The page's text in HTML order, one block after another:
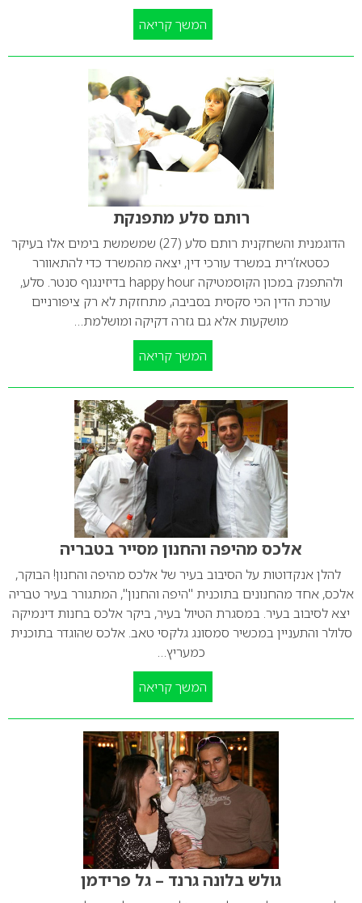
המשך קריאה
רותם סלע מתפנקת
הדוגמנית והשחקנית רותם סלע (27) שמשמשת בימים אלו בעיקר
כסטאז’רית במשרד עורכי דין, יצאה מהמשרד כדי להתאוורר
ולהתפנק במכון הקוסמטיקה happy hour בדיזינגוף סנטר. סלע,
עורכת הדין הכי סקסית בסביבה, מתחזקת לא רק ציפורניים
מושקעות אלא גם גזרה דקיקה ומושלמת…
המשך קריאה
אלכס מהיפה והחנון מסייר בטבריה
להלן אנקדוטות על הסיבוב בעיר של אלכס מהיפה והחנון! הבוקר,
אלכס, אחד מהחנונים בתוכנית "היפה והחנון", המתגורר בעיר טבריה
יצא לסיבוב בעיר. במסגרת הטיול בעיר, ביקר אלכס בחנות דינמיקה
סלולר והתעניין במכשיר סמסונג גלקסי טאב. אלכס שהוגדר בתוכנית
כמעריץ…
המשך קריאה
גולש בלונה גרנד – גל פרידמן